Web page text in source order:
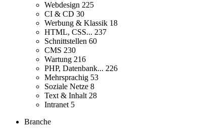
Webdesign 225
CI & CD 30
Werbung & Klassik 18
HTML, CSS... 237
Schnittstellen 60
CMS 230
Wartung 216
PHP, Datenbank... 226
Mehrsprachig 53
Soziale Netze 8
Text & Inhalt 28
Intranet 5
Branche